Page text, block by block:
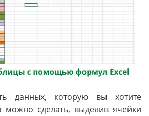
данных, которую вы хотите
можно сделать, выделив ячейки